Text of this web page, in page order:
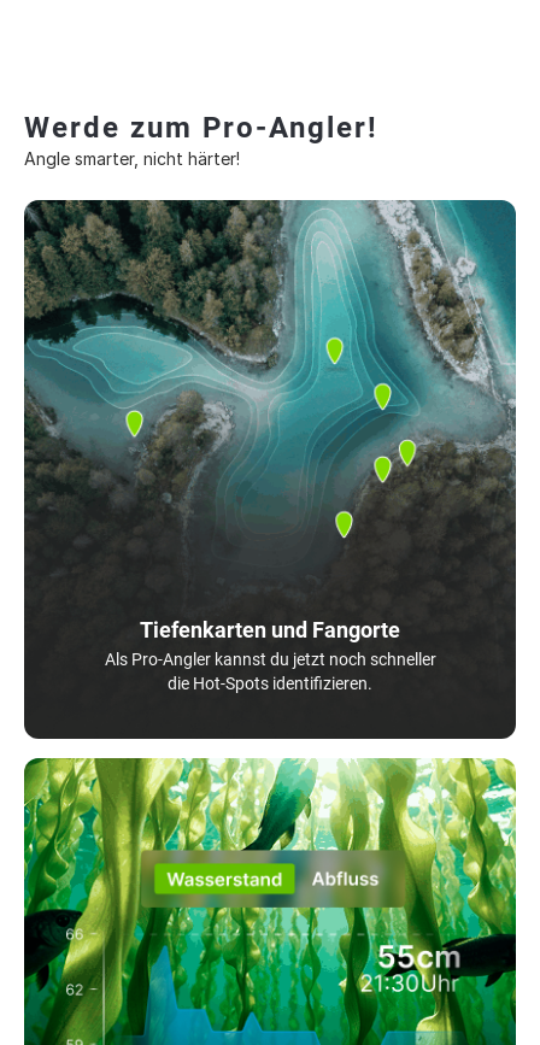
Werde zum Pro-Angler!
Angle smarter, nicht härter!
Tiefenkarten und Fangorte
Als Pro-Angler kannst du jetzt noch schneller
die Hot-Spots identifizieren.